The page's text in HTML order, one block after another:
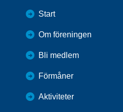
Start
Om föreningen
Bli medlem
Förmåner
Aktiviteter